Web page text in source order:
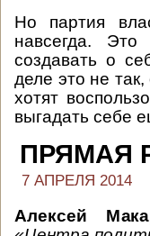
Но партия
навсегда. Это
создавать о
деле это не
хотят
выгадать себе
ПРЯМАЯ
7 АПРЕЛЯ 2014
Алексей